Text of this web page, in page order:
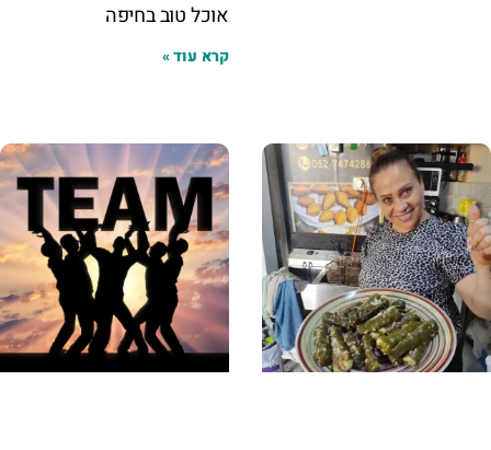
אוכל טוב בחיפה
קרא עוד »